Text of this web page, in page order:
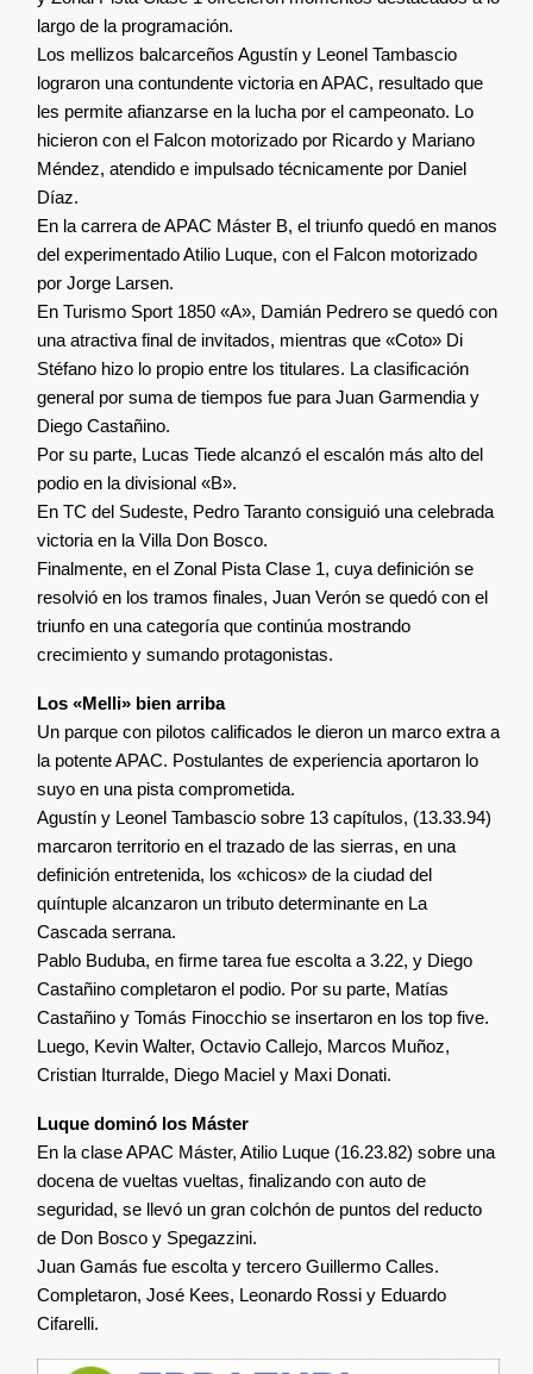
largo de la programación.
Los mellizos balcarceños Agustín y Leonel Tambascio
lograron una contundente victoria en APAC, resultado que
les permite afianzarse en la lucha por el campeonato. Lo
hicieron con el Falcon motorizado por Ricardo y Mariano
Méndez, atendido e impulsado técnicamente por Daniel
Díaz.
En la carrera de APAC Máster B, el triunfo quedó en manos
del experimentado Atilio Luque, con el Falcon motorizado
por Jorge Larsen.
En Turismo Sport 1850 «A», Damián Pedrero se quedó con
una atractiva final de invitados, mientras que «Coto» Di
Stéfano hizo lo propio entre los titulares. La clasificación
general por suma de tiempos fue para Juan Garmendia y
Diego Castañino.
Por su parte, Lucas Tiede alcanzó el escalón más alto del
podio en la divisional «B».
En TC del Sudeste, Pedro Taranto consiguió una celebrada
victoria en la Villa Don Bosco.
Finalmente, en el Zonal Pista Clase 1, cuya definición se
resolvió en los tramos finales, Juan Verón se quedó con el
triunfo en una categoría que continúa mostrando
crecimiento y sumando protagonistas.
Los «Melli» bien arriba
Un parque con pilotos calificados le dieron un marco extra a
la potente APAC. Postulantes de experiencia aportaron lo
suyo en una pista comprometida.
Agustín y Leonel Tambascio sobre 13 capítulos, (13.33.94)
marcaron territorio en el trazado de las sierras, en una
definición entretenida, los «chicos» de la ciudad del
quíntuple alcanzaron un tributo determinante en La
Cascada serrana.
Pablo Buduba, en firme tarea fue escolta a 3.22, y Diego
Castañino completaron el podio. Por su parte, Matías
Castañino y Tomás Finocchio se insertaron en los top five.
Luego, Kevin Walter, Octavio Callejo, Marcos Muñoz,
Cristian Iturralde, Diego Maciel y Maxi Donati.
Luque dominó los Máster
En la clase APAC Máster, Atilio Luque (16.23.82) sobre una
docena de vueltas vueltas, finalizando con auto de
seguridad, se llevó un gran colchón de puntos del reducto
de Don Bosco y Spegazzini.
Juan Gamás fue escolta y tercero Guillermo Calles.
Completaron, José Kees, Leonardo Rossi y Eduardo
Cifarelli.